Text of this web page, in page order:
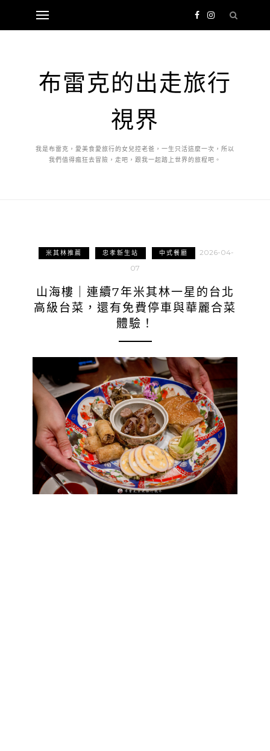
布雷克的出走旅行
視界
我是布雷克，愛美食愛旅行的女兒控老爸，一生只活這麼一次，所以
我們值得瘋狂去冒險，走吧，跟我一起踏上世界的旅程吧。
米其林推薦 忠孝新生站 中式餐廳
2026-04-
07
山海樓｜連續7年米其林一星的台北
高級台菜，還有免費停車與華麗合菜
體驗！